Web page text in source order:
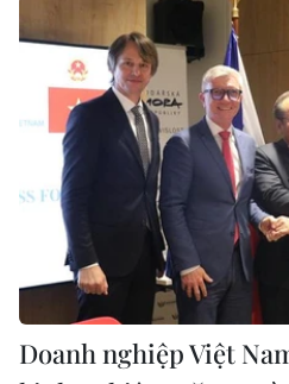
Doanh nghiệp Việt